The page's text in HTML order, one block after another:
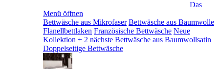
Das
Menü öffnen
Bettwäsche aus Mikrofaser Bettwäsche aus Baumwolle
Flanellbettlaken Französische Bettwäsche Neue
Kollektion + 2 nächste Bettwäsche aus Baumwollsatin
Doppelseitige Bettwäsche